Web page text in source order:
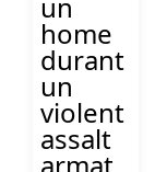
home
durant
un
violent
assalt